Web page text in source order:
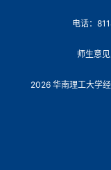
电话：
师生意
2026 华南理工大学